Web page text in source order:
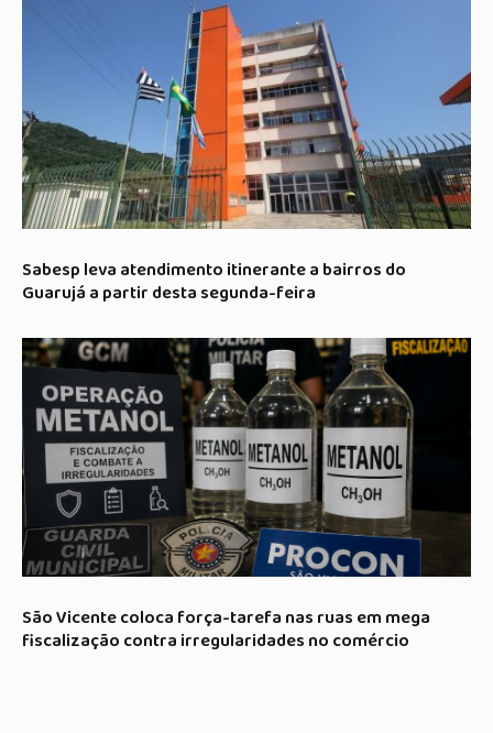
Sabesp leva atendimento itinerante a bairros do
Guarujá a partir desta segunda-feira
São Vicente coloca força-tarefa nas ruas em mega
fiscalização contra irregularidades no comércio